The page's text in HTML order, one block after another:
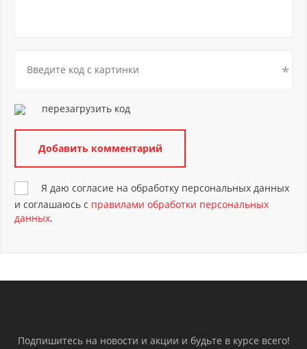
перезагрузить код
Я даю согласие на обработку персональных данных
и соглашаюсь с правилами обработки персональных
данных.
Подпишитесь на новости и акции и будьте в курсе всего!